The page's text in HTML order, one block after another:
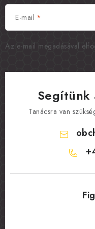
E-mail
Az e-mail megadásával
Segítünk
Tanácsra van